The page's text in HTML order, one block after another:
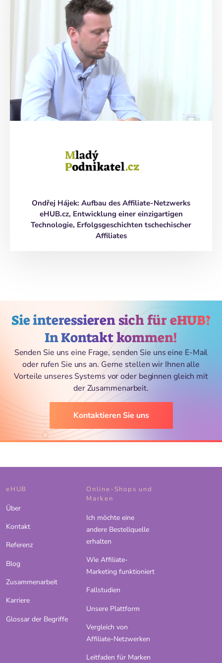
Ondřej Hájek: Aufbau des Affiliate-Netzwerks
eHUB.cz, Entwicklung einer einzigartigen
Technologie, Erfolgsgeschichten tschechischer
Affiliates
Sie interessieren sich für eHUB?
In Kontakt kommen!
Senden Sie uns eine Frage, senden Sie uns eine E-Mail
oder rufen Sie uns an. Gerne stellen wir Ihnen alle
Vorteile unseres Systems vor oder beginnen gleich mit
der Zusammenarbeit.
Kontaktieren Sie uns
eHUB
Über
Kontakt
Referenz
Blog
Zusammenarbeit
Karriere
Glossar der Begriffe
Online-Shops und
Marken
Ich möchte eine
andere Bestellquelle
erhalten
Wie Affiliate-
Marketing funktioniert
Fallstudien
Unsere Plattform
Vergleich von
Affiliate-Netzwerken
Leitfaden für Marken